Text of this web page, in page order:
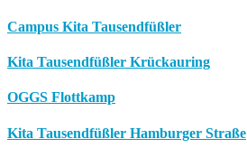
Campus Kita Tausendfüßler
Kita Tausendfüßler Krückauring
OGGS Flottkamp
Kita Tausendfüßler Hamburger Straße